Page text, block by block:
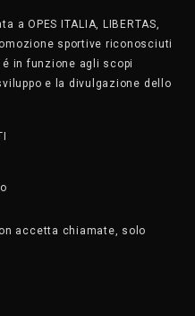
OPES ITALIA, LIBERTAS,
sportive riconosciuti
é in funzione agli scopi
e la divulgazione dello
accetta chiamate, solo